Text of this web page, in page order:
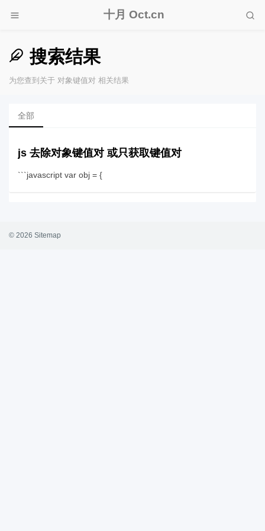
十月 Oct.cn
搜索结果
为您查到关于 对象键值对 相关结果
全部
js 去除对象键值对 或只获取键值对
```javascript var obj = {
© 2026 Sitemap